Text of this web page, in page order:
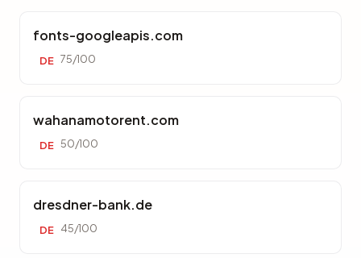
fonts-googleapis.com
DE 75/100
wahanamotorent.com
DE 50/100
dresdner-bank.de
DE 45/100